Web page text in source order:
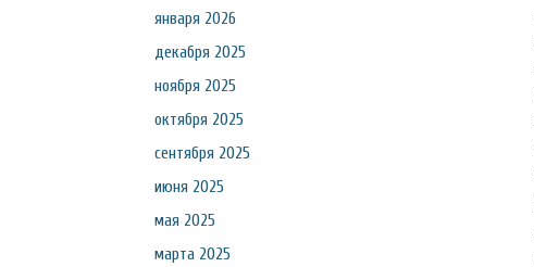
января 2026
декабря 2025
ноября 2025
октября 2025
сентября 2025
июня 2025
мая 2025
марта 2025